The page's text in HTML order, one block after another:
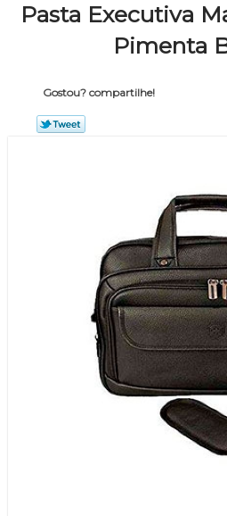
Pasta Executiva
Pimenta
Gostou? compartilhe!